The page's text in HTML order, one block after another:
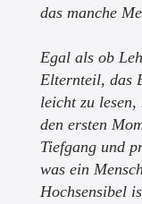
das manche
Egal als ob
Elternteil, das
leicht zu
den ersten
Tiefgang und
was ein
Hochsensibel